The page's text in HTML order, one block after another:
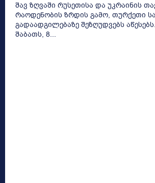
შავ ზღვაში რუსეთისა და უკრაინის
რაოდენობის ზრდის გამო, თურქეთი
გადაადგილებაზე შეზღუდვებს
შაბათს, 8...